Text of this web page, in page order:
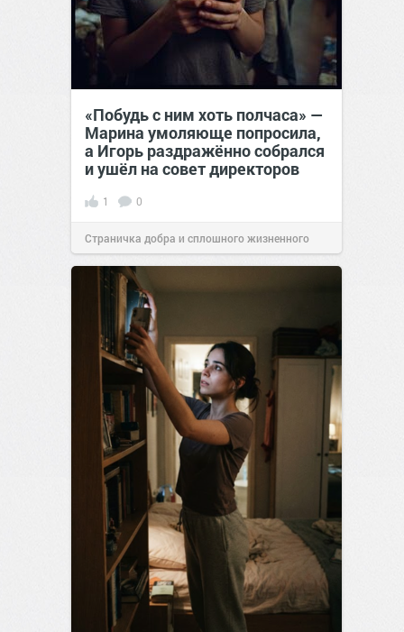
«Побудь с ним хоть полчаса» —
Марина умоляюще попросила,
а Игорь раздражённо собрался
и ушёл на совет директоров
1 0
Страничка добра и сплошного жизненного
позитива!19:38Вчера